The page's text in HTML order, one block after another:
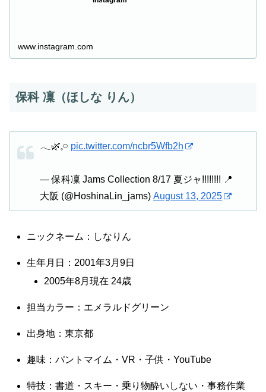
www.instagram.com
保科 凜（ほしな りん）
𓂃🌿𓈒𓏸 pic.twitter.com/ncbr5Wfb2h
— 保科凜 Jams Collection 8/17 夏ジャ!!!!!!!! 📍
大阪 (@HoshinaLin_jams) August 13, 2025
ニックネーム：しなりん
生年月日：2001年3月9日
2005年8月現在 24歳
担当カラー：エメラルドグリーン
出身地：東京都
趣味：パントマイム・VR・子供・YouTube
特技：書道・スキー・乗り物酔いしない・事務作業